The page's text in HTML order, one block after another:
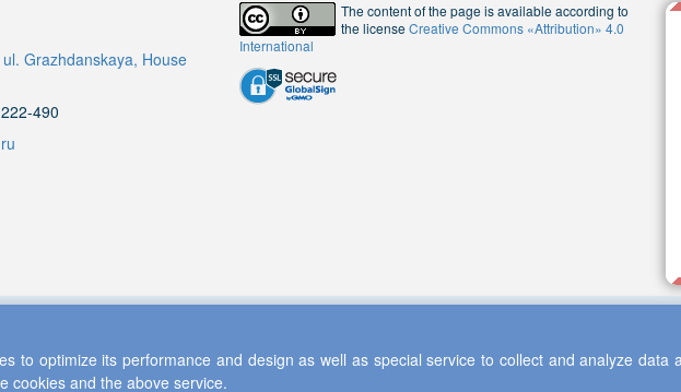
Grazhdanskaya, House
490
The content of the page is available according to
the licenseCreative Commons «Attribution» 4.0
International
to optimize its performance and design as well as special service to collect and analyze data
cookies and the above service.